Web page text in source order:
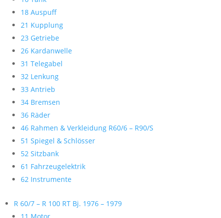
18 Auspuff
21 Kupplung
23 Getriebe
26 Kardanwelle
31 Telegabel
32 Lenkung
33 Antrieb
34 Bremsen
36 Räder
46 Rahmen & Verkleidung R60/6 – R90/S
51 Spiegel & Schlösser
52 Sitzbank
61 Fahrzeugelektrik
62 Instrumente
R 60/7 – R 100 RT Bj. 1976 – 1979